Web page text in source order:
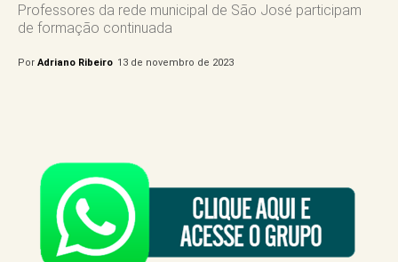
Professores da rede municipal de São José participam
de formação continuada
Por Adriano Ribeiro 13 de novembro de 2023